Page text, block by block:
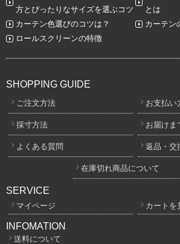
方とぴったりなサイズを選ぶコツ
とは
カーテン色選びのコツは？
カーテン
ロールスクリーンの特徴
SHOPPING GUIDE
ご注文方法 お支払い
採寸方法 お届けま
よくある質問 返品・交
在庫切れ商品について
SERVICE
マイページ カートを
INFOMATION
送料について